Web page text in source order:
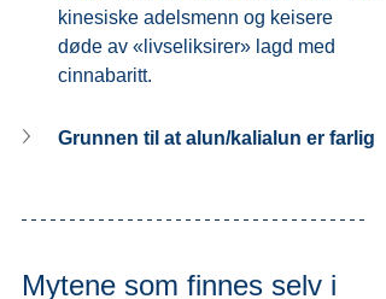
kinesiske adelsmenn og keisere
døde av «livseliksirer» lagd med
cinnabaritt.
Grunnen til at alun/kalialun er farlig
Mytene som finnes selv i